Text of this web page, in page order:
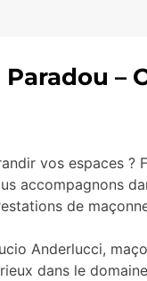
–
vos espaces
accompagnons
de
Anderlucci,
dans le